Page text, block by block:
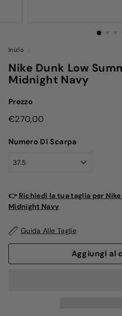
Inizio
Nike Dunk Low
Midnight Navy
Prezzo
Prezzo
listino
€270,00
Numero Di Scarpa
👉 Richiedi la tua taglia per
Midnight Navy
Guida Alle Taglie
Aggiungi al